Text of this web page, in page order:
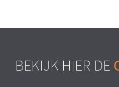
BEKIJK HIER DE